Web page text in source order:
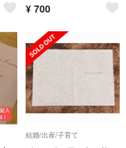
¥ 700
結婚/出産/子育て